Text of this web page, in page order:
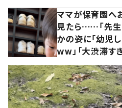
ママが保育園へ
見たら……「先生
かの姿に「幼児
ww」「大渋滞す